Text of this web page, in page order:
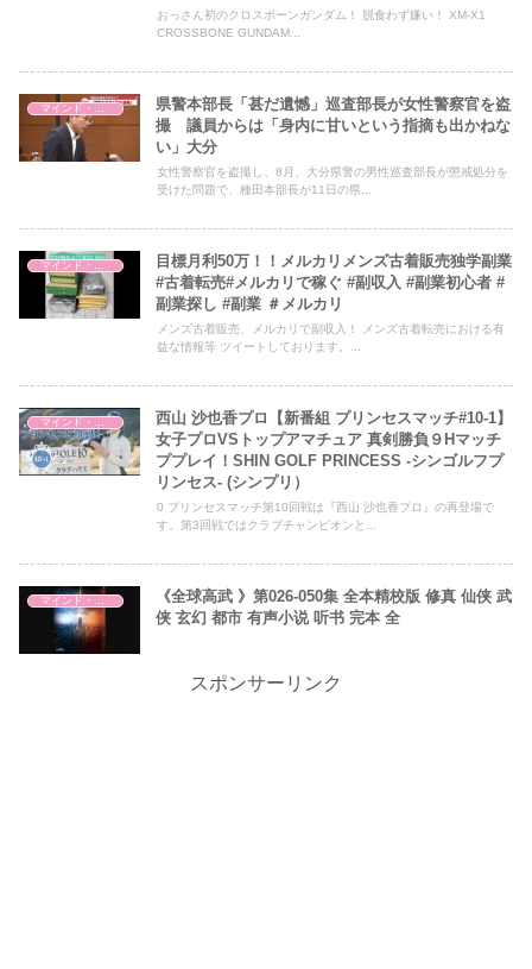
おっさん初のクロスボーンガンダム！ 脱食わず嫌い！ XM-X1
CROSSBONE GUNDAM...
マインド・哲学
県警本部長「甚だ遺憾」巡査部長が女性警察官を盗
撮 議員からは「身内に甘いという指摘も出かねな
い」大分
女性警察官を盗撮し、8月、大分県警の男性巡査部長が懲戒処分を
受けた問題で、種田本部長が11日の県...
目標月利50万！！メルカリメンズ古着販売独学副業
#古着転売#メルカリで稼ぐ #副収入 #副業初心者 #
副業探し #副業 ＃メルカリ
メンズ古着販売、メルカリで副収入！ メンズ古着転売における有
益な情報等 ツイートしております。...
西山 沙也香プロ【新番組 プリンセスマッチ#10-1】
女子プロVSトップアマチュア 真剣勝負９Hマッチ
ププレイ！SHIN GOLF PRINCESS -シンゴルフプ
リンセス- (シンプリ）
0 プリンセスマッチ第10回戦は『西山 沙也香プロ』の再登場で
す。第3回戦ではクラブチャンピオンと...
《全球高武 》第026-050集 全本精校版 修真 仙侠 武
侠 玄幻 都市 有声小说 听书 完本 全
スポンサーリンク